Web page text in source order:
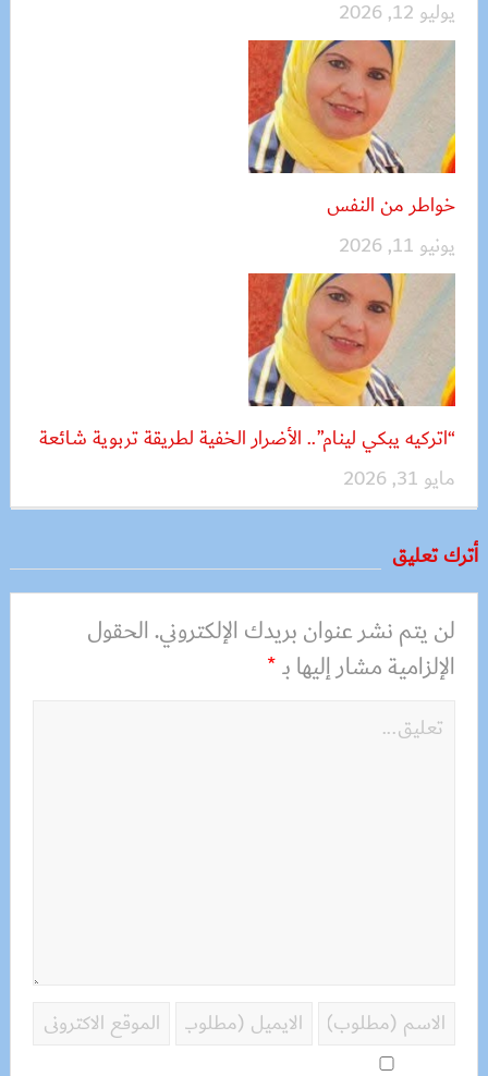
يوليو 12, 2026
خواطر من النفس
يونيو 11, 2026
“اتركيه يبكي لينام”.. الأضرار الخفية لطريقة تربوية شائعة
مايو 31, 2026
أترك تعليق
لن يتم نشر عنوان بريدك الإلكتروني.الحقول
الإلزامية مشار إليها بـ*